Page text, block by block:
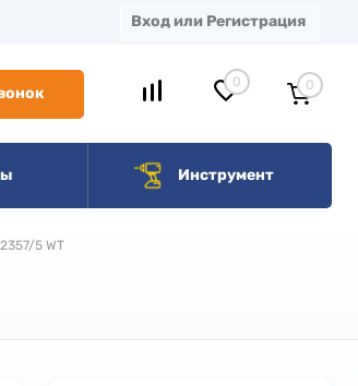
Вход или Регистрация
0 0
Инструмент
5 WT